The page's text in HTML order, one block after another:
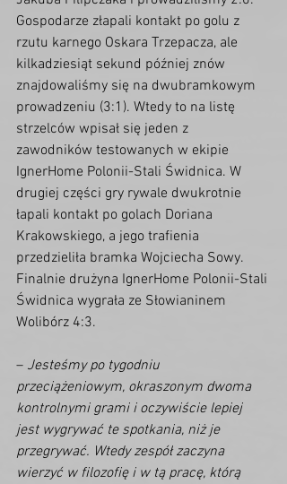
Gospodarze złapali kontakt po golu z
rzutu karnego Oskara Trzepacza, ale
kilkadziesiąt sekund później znów
znajdowaliśmy się na dwubramkowym
prowadzeniu (3:1). Wtedy to na listę
strzelców wpisał się jeden z
zawodników testowanych w ekipie
IgnerHome Polonii-Stali Świdnica. W
drugiej części gry rywale dwukrotnie
łapali kontakt po golach Doriana
Krakowskiego, a jego trafienia
przedzieliła bramka Wojciecha Sowy.
Finalnie drużyna IgnerHome Polonii-Stali
Świdnica wygrała ze Słowianinem
Wolibórz 4:3.
– Jesteśmy po tygodniu
przeciążeniowym, okraszonym dwoma
kontrolnymi grami i oczywiście lepiej
jest wygrywać te spotkania, niż je
przegrywać. Wtedy zespół zaczyna
wierzyć w filozofię i w tą pracę, którą